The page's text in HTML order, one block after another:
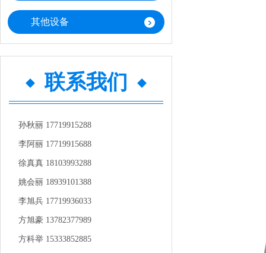
其他设备
联系我们
孙秋丽 17719915288
李阿丽 17719915688
徐真真 18103993288
姚会丽 18939101388
李旭兵 17719936033
方旭豪 13782377989
方科举 15333852885